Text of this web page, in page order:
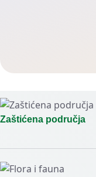
Zaštićena područja